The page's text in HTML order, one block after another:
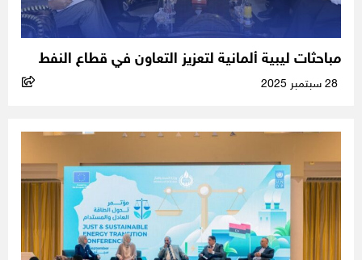
مباحثات ليبية ألمانية لتعزيز التعاون في قطاع النفط